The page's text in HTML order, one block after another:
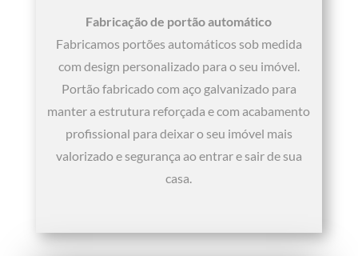
Fabricação de portão automático
Fabricamos portões automáticos sob medida
com design personalizado para o seu imóvel.
Portão fabricado com aço galvanizado para
manter a estrutura reforçada e com acabamento
profissional para deixar o seu imóvel mais
valorizado e segurança ao entrar e sair de sua
casa.